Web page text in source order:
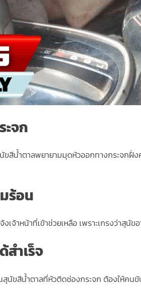
จก
ขสีน้ำตาลพยายามมุดหัวออกทางกระจกฝั่
ร้อน
จ้าหน้าที่เข้าช่วยเหลือ เพราะเกรงว่าสุนัข
สำเร็จ
นัขสีน้ำตาลที่หัวติดช่องกระจก ต้องให้คน